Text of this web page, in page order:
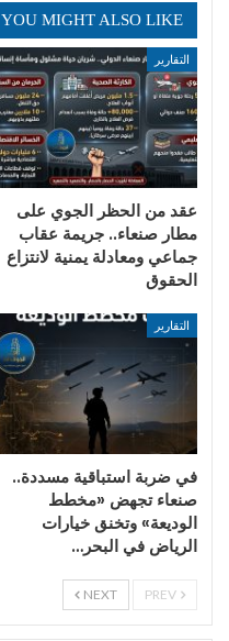
YOU MIGHT ALSO LIKE
التقارير
عقد من الحظر الجوي على
مطار صنعاء.. جريمة عقاب
جماعي ومعادلة يمنية لانتزاع
الحقوق
التقارير
في ضربة استباقية مسددة..
صنعاء تجهض «مخطط
الوديعة» وتخنق خيارات
الرياض في البحر…
NEXT